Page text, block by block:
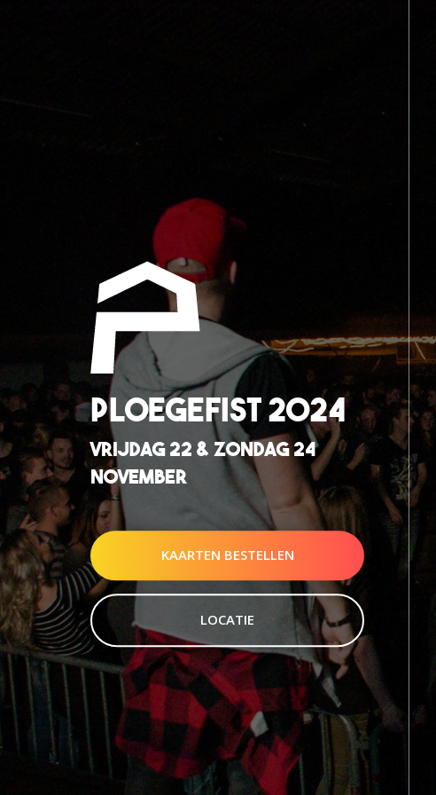
PLOEGEFIST 2024
VRIJDAG 22 & ZONDAG 24
NOVEMBER
KAARTEN BESTELLEN
LOCATIE